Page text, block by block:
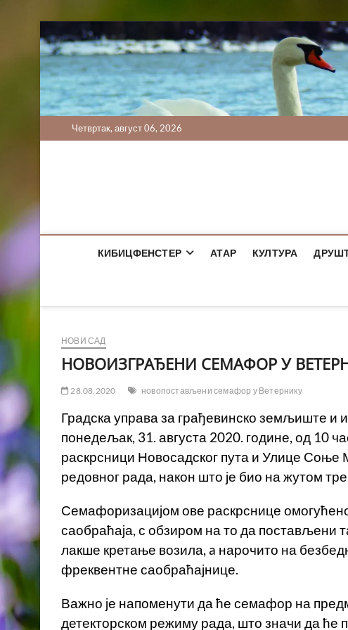
to
content
Четвртак, август 06, 2026
КИБИЦФЕНСТЕР АТАР КУЛТУРА
НОВИ САД
НОВОИЗГРАЂЕНИ СЕМАФОР У
28.08.2020 новопостављени семафор у Ветернику
Градска управа за грађевинско земљиште и
понедељак, 31. августа 2020. године, од 10
раскрсници Новосадског пута и Улице
редовног рада, након што је био на жутом
Семафоризацијом ове раскрснице
саобраћаја, с обзиром на то да постављени
лакше кретање возила, a нарочито на
фреквентне саобраћајнице.
Важно је напоменути да ће семафор на
детекторском режиму рада, што значи да ће